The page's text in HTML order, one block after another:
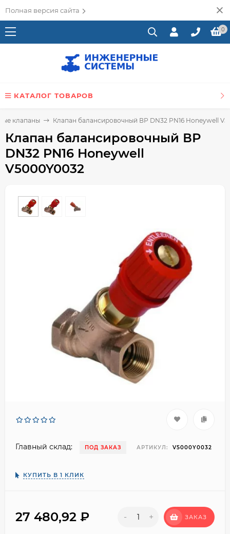
Полная версия сайта
0
КАТАЛОГ ТОВАРОВ
клапаны Клапан балансировочный ВР DN32 PN16 Honeywell
Клапан балансировочный ВР
DN32 PN16 Honeywell
V5000Y0032
Главный склад: ПОД ЗАКАЗ АРТИКУЛ: V5000Y0032
КУПИТЬ В 1 КЛИК
27 480,92 ₽ - + ЗАКАЗ